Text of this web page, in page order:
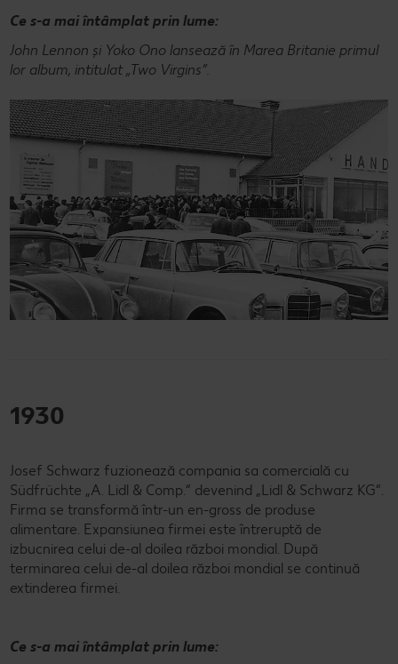
Ce s-a mai întâmplat prin lume:
John Lennon și Yoko Ono lansează în Marea Britanie primul
lor album, intitulat „Two Virgins”.
1930
Josef Schwarz fuzionează compania sa comercială cu
Südfrüchte „A. Lidl & Comp.“ devenind „Lidl & Schwarz KG“.
Firma se transformă într-un en-gross de produse
alimentare. Expansiunea firmei este întreruptă de
izbucnirea celui de-al doilea război mondial. După
terminarea celui de-al doilea război mondial se continuă
extinderea firmei.
Ce s-a mai întâmplat prin lume: